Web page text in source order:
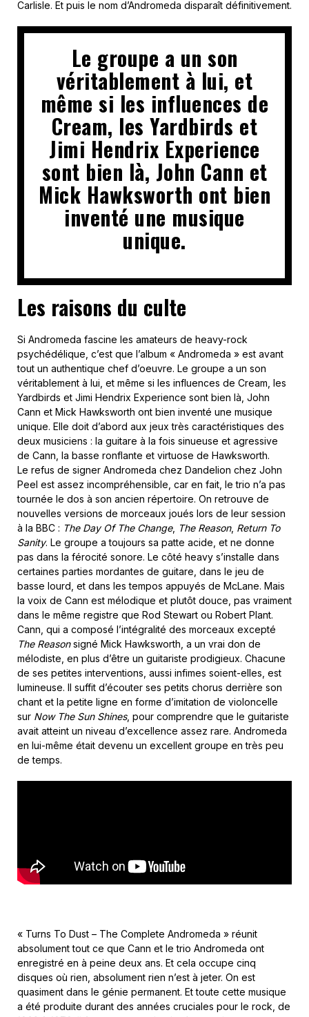
Carlisle. Et puis le nom d’Andromeda disparaît définitivement.
Le groupe a un son
véritablement à lui, et
même si les influences de
Cream, les Yardbirds et
Jimi Hendrix Experience
sont bien là, John Cann et
Mick Hawksworth ont bien
inventé une musique
unique.
Les raisons du culte
Si Andromeda fascine les amateurs de heavy-rock
psychédélique, c’est que l’album « Andromeda » est avant
tout un authentique chef d’oeuvre. Le groupe a un son
véritablement à lui, et même si les influences de Cream, les
Yardbirds et Jimi Hendrix Experience sont bien là, John
Cann et Mick Hawksworth ont bien inventé une musique
unique. Elle doit d’abord aux jeux très caractéristiques des
deux musiciens : la guitare à la fois sinueuse et agressive
de Cann, la basse ronflante et virtuose de Hawksworth.
Le refus de signer Andromeda chez Dandelion chez John
Peel est assez incompréhensible, car en fait, le trio n’a pas
tournée le dos à son ancien répertoire. On retrouve de
nouvelles versions de morceaux joués lors de leur session
à la BBC : The Day Of The Change, The Reason, Return To
Sanity. Le groupe a toujours sa patte acide, et ne donne
pas dans la férocité sonore. Le côté heavy s’installe dans
certaines parties mordantes de guitare, dans le jeu de
basse lourd, et dans les tempos appuyés de McLane. Mais
la voix de Cann est mélodique et plutôt douce, pas vraiment
dans le même registre que Rod Stewart ou Robert Plant.
Cann, qui a composé l’intégralité des morceaux excepté
The Reasonsigné Mick Hawksworth, a un vrai don de
mélodiste, en plus d’être un guitariste prodigieux. Chacune
de ses petites interventions, aussi infimes soient-elles, est
lumineuse. Il suffit d’écouter ses petits chorus derrière son
chant et la petite ligne en forme d’imitation de violoncelle
sur Now The Sun Shines, pour comprendre que le guitariste
avait atteint un niveau d’excellence assez rare. Andromeda
en lui-même était devenu un excellent groupe en très peu
de temps.
« Turns To Dust – The Complete Andromeda » réunit
absolument tout ce que Cann et le trio Andromeda ont
enregistré en à peine deux ans. Et cela occupe cinq
disques où rien, absolument rien n’est à jeter. On est
quasiment dans le génie permanent. Et toute cette musique
a été produite durant des années cruciales pour le rock, de